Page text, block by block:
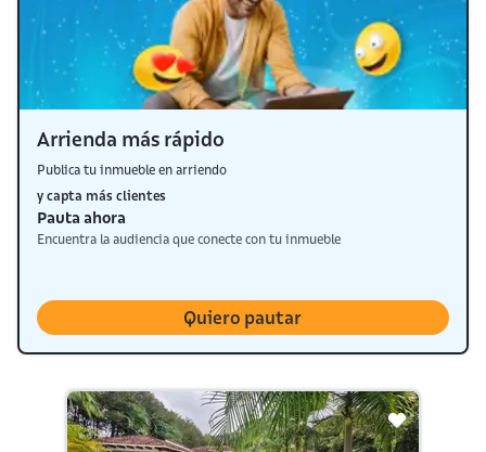
Arrienda más rápido
Publica tu inmueble en arriendo
y capta más clientes
Pauta ahora
Encuentra la audiencia que conecte con tu inmueble
Quiero pautar